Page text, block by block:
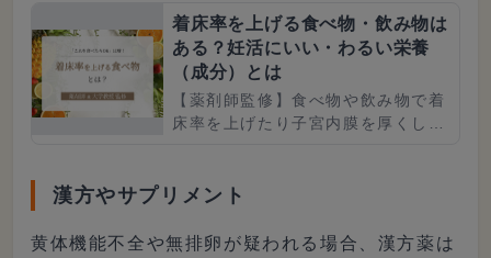
着床率を上げる食べ物・飲み物は
ある？妊活にいい・わるい栄養
（成分）とは
【薬剤師監修】食べ物や飲み物で着
床率を上げたり子宮内膜を厚くした
は非常に難しいといえます。この
漢方やサプリメント
黄体機能不全や無排卵が疑われる場合、漢方薬は